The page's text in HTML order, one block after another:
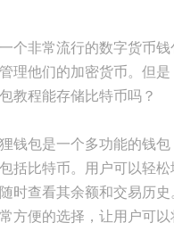
个非常流行的数字货币
理他们的加密货币。但
教程能存储比特币吗？
钱包是一个多功能的钱
括比特币。用户可以轻
时查看其余额和交易历
方便的选择，让用户可